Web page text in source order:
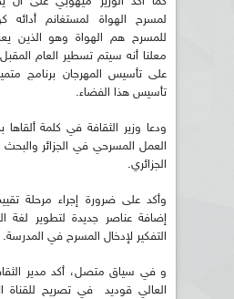
لمسرح الهواة لمستغانم أدائه
للمسرح هم الهواة وهو الذين
على تأسيس المهرجان برنامج
تأسيس هذا الفضاء.
ودعا وزير الثقافة في كلمة
العمل المسرحي في الجزائر
الجزائري.
وأكد على ضرورة إجراء مرحلة
إضافة عناصر جديدة لتطوير لغة
التفكير لإدخال المسرح في المدرسة.
و في سياق متصل، أكد مدير
العالي قوديد في تصريح للقناة